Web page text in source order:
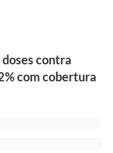
doses contra
com cobertura